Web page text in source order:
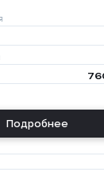
Подробнее